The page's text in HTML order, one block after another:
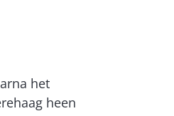
het
heen